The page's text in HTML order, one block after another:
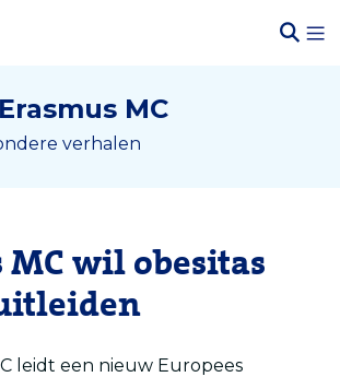
Erasmus MC
verhalen
MC wil obesitas
leidt een nieuw Europees